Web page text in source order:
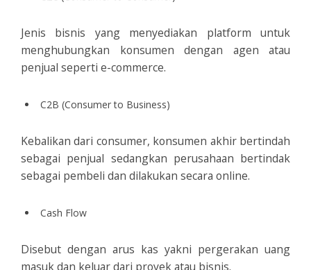
Jenis bisnis yang menyediakan platform untuk
menghubungkan konsumen dengan agen atau
penjual seperti e-commerce.
C2B (Consumer to Business)
Kebalikan dari consumer, konsumen akhir bertindah
sebagai penjual sedangkan perusahaan bertindak
sebagai pembeli dan dilakukan secara online.
Cash Flow
Disebut dengan arus kas yakni pergerakan uang
masuk dan keluar dari proyek atau bisnis.